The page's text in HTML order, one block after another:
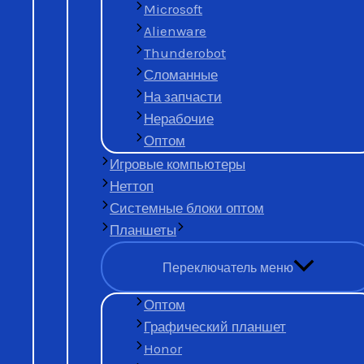
Microsoft
Alienware
Thunderobot
Сломанные
На запчасти
Нерабочие
Оптом
Игровые компьютеры
Неттоп
Системные блоки оптом
Планшеты
Переключатель меню
Оптом
Графический планшет
Honor
Московская скупка
цену за
Оставить заявку на продажу
+7 (977) 777-25-24
Узнать стоимость через WhatsApp
Сдать
состоянии